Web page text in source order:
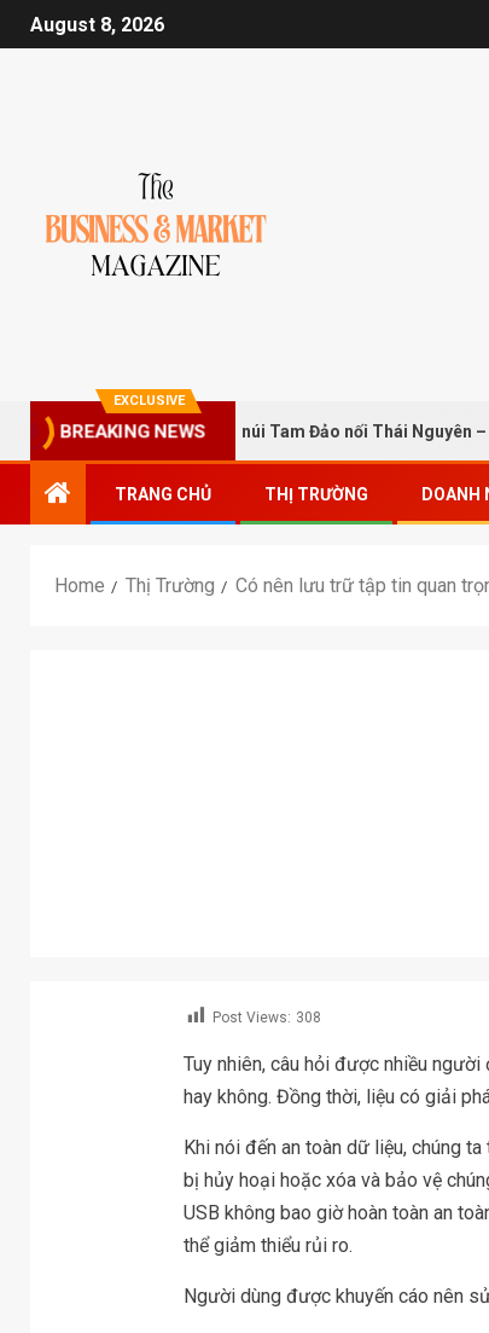
August 8, 2026
EXCLUSIVE
BREAKING NEWS
Hầm xuyên núi Tam Đảo nối Thái Nguyên – Phú
TRANG CHỦ THỊ TRƯỜNG DOANH
Home Thị Trường Có nên lưu trữ tập tin quan
Post Views: 308
Tuy nhiên, câu hỏi được nhiều
hay không. Đồng thời, liệu có giải
Khi nói đến an toàn dữ liệu, chúng
bị hủy hoại hoặc xóa và bảo vệ
USB không bao giờ hoàn toàn an
thể giảm thiểu rủi ro.
Người dùng được khuyến cáo nên